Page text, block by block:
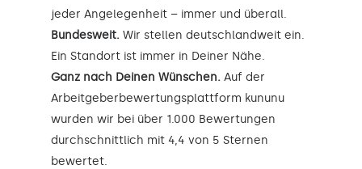
jeder Angelegenheit – immer und überall.
Bundesweit. Wir stellen deutschlandweit ein.
Ein Standort ist immer in Deiner Nähe.
Ganz nach Deinen Wünschen. Auf der
Arbeitgeberbewertungsplattform kununu
wurden wir bei über 1.000 Bewertungen
durchschnittlich mit 4,4 von 5 Sternen
bewertet.